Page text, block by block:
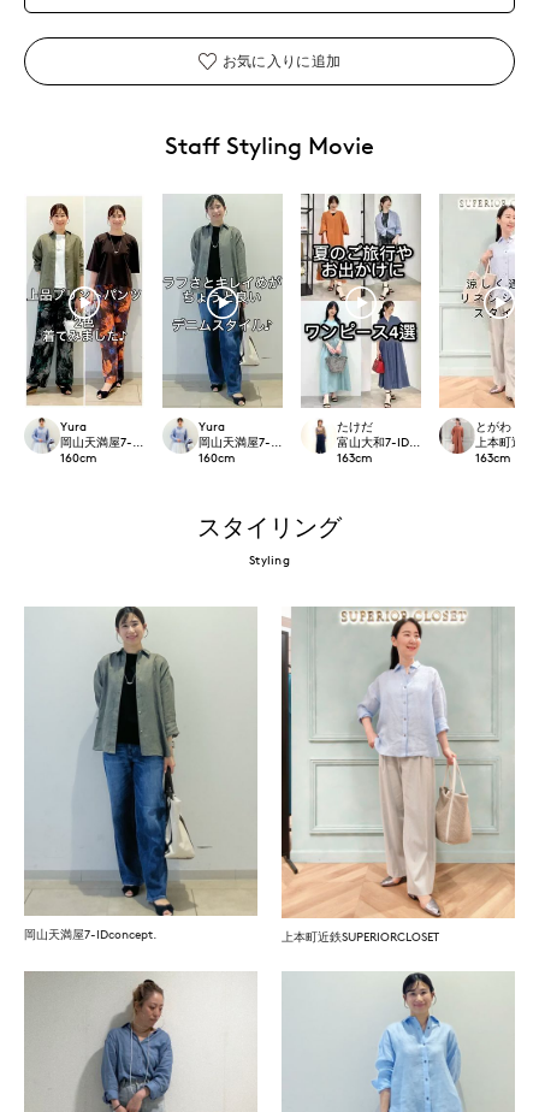
お気に入りに追加
Staff Styling Movie
Yura
岡山天満屋7-IDconcept.
160cm
Yura
岡山天満屋7-IDconcept.
160cm
たけだ
富山大和7-IDconcept.
163cm
とがわ
上本町近鉄
163cm
スタイリング
Styling
岡山天満屋7-IDconcept. 上本町近鉄SUPERIORCLOSET